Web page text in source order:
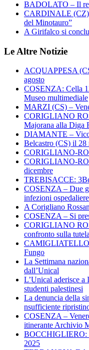
BADOLATO – Il
CARDINALE (CZ)
del Minotauro”
A Girifalco si
Le Altre Notizie
ACQUAPPESA
agosto
COSENZA: Cella
Museo multimediale
MARZI (CS) –
CORIGLIANO
Majorana alla Diga
DIAMANTE –
Belcastro (CS) il 28
CORIGLIANO-
CORIGLIANO-
dicembre
TREBISACCE:
COSENZA – Due
infezioni ospedaliere
A Corigliano
COSENZA – Si
CORIGLIANO
confronto sulla
CAMIGLIATELLO
Fungo
La Settimana
dall’Unical
L’Unical aderisce a
studenti palestinesi
La denuncia della
nsufficiente
COSENZA –
itinerante Archivio
BOCCHIGLIERO:
2025